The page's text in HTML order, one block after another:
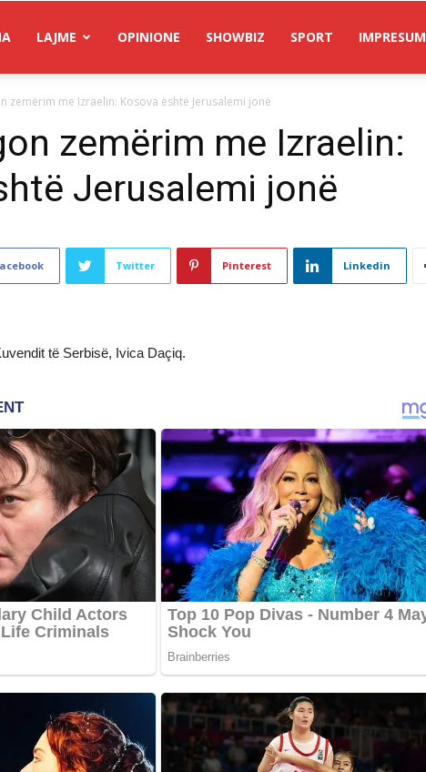
LAJME OPINIONE SHOWBIZ SPORT IMPRESUM
zemërim me Izraelin: Kosova është Jerusalemi jonë
zemërim me Izraelin:
Jerusalemi jonë
Twitter Pinterest Linkedin
të Serbisë, Ivica Daçiq.